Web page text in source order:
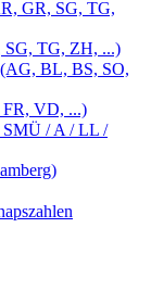
GR, SG, TG,
TG, ZH, ...)
BL, BS, SO,
FR, VD, ...)
/ A / LL /